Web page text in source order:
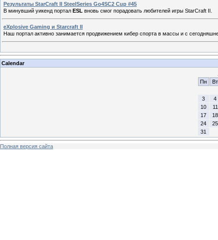
Результаты StarCraft II SteelSeries Go4SC2 Cup #45
В минувший уикенд портал ESL вновь смог порадовать любителей игры StarCraft II.
eXplosive Gaming и Starcraft II
Наш портал активно занимается продвижением кибер спорта в массы и с
Calendar
Пн
Вт
3
4
10
11
17
18
24
25
31
Полная версия сайта